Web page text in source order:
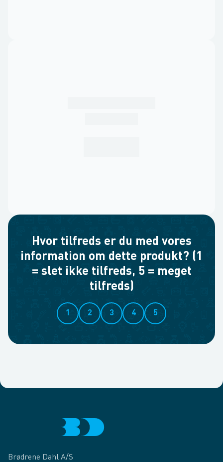
Hvor tilfreds er du med vores
information om dette produkt? (1
= slet ikke tilfreds, 5 = meget
tilfreds)
1 2 3 4 5
Brødrene Dahl A/S